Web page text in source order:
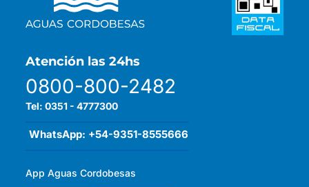
Atención las 24hs
0800-800-2482
Tel: 0351 - 4777300
WhatsApp: +54-9351-8555666
App Aguas Cordobesas